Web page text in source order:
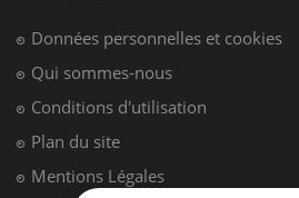
Données personnelles et cookies
Qui sommes-nous
Conditions d'utilisation
Plan du site
Mentions Légales